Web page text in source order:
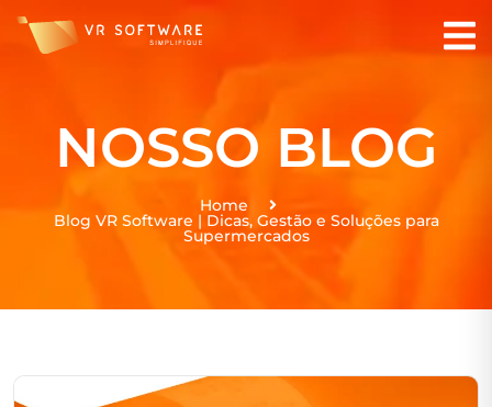
NOSSO BLOG
Home
Blog VR Software | Dicas, Gestão e Soluções para
Supermercados